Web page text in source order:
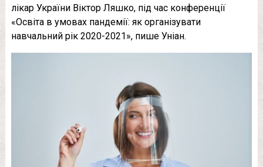
лікар України Віктор Ляшко, під час конференції
«Освіта в умовах пандемії: як організувати
навчальний рік 2020-2021», пише Уніан.